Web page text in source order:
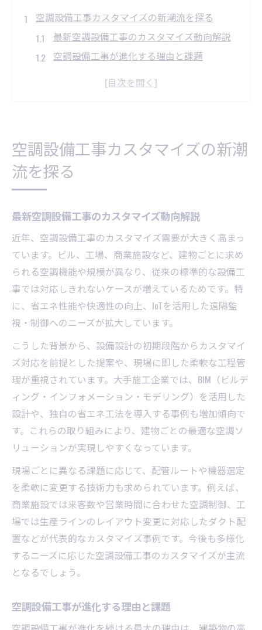
空調設備工事カスタマイズの新潮流を探る
最新空調設備工事のカスタマイズ動向解説
空調設備工事が進化する理由と課題
業界実例で学ぶ空調設備工事の柔軟性
空調設備工事の実例から見る柔軟な対応力
空調設備工事の柔軟性が生むベストソリュ
ーション
最適な空調設備工事の選び方とは何か
空調設備工事の選定ポイントと注意点
最適な空調設備工事を選ぶ判断基準
空調設備工事業者選びのコツと比較方法
目的別に考える空調設備工事の選択術
空調設備工事で失敗しないための確認事項
大手企業の空調設備工事実力を徹底比較
大手による空調設備工事の強みと特徴分析
空調設備工事で評価される大手企業の実績
業界大手が手掛ける空調設備工事の実力
空調設備工事で注目の大手企業比較ポイン
ト
空調設備工事で叶える独自仕様の実現法
要望に応える空調設備工事のカスタマイズ
方法
空調設備工事が叶えるオーダーメイド設計
空調設備工事で希望仕様を形にする方法
空調設備工事カスタマイズの新潮
流を探る
最新空調設備工事のカスタマイズ動向解説
近年、空調設備工事のカスタマイズ需要が大きく高まっ
ています。ビル、工場、商業施設など、建物ごとに求め
られる空調機能や規模が異なり、従来の標準的な設備工
事では対応しきれないケースが増えているためです。特
に、省エネ性能や快適性の向上、IoTを活用した遠隔監
視・制御へのニーズが拡大しています。
こうした背景から、設備設計の初期段階からカスタマイ
ズ対応を前提とした提案や、現場に即した柔軟な工程管
理が重視されています。大手施工企業では、BIM（ビルデ
ィング・インフォメーション・モデリング）を活用した
設計や、独自の省エネ工法を導入する事例も増加傾向で
す。これらの取り組みにより、建物ごとの最適な空調ソ
リューションが実現しやすくなっています。
現場ごとに異なる課題に応じて、配管ルートや機器選定
を柔軟に変更する技術力も求められています。例えば、
商業施設では来客数や営業時間に合わせた空調制御、工
場では生産ラインのレイアウト変更に対応したダクト配
置などが代表的なカスタマイズ事例です。今後も多様化
するニーズに応じた空調設備工事のカスタマイズが主流
となるでしょう。
空調設備工事が進化する理由と課題